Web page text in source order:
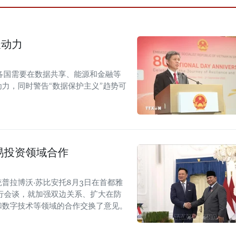
力
需要在数据共享、能源和金融等
，同时警告“数据保护主义”趋势可
投资领域合作
拉博沃·苏比安托8月3日在首都雅
会谈，就加强双边关系、扩大在防
字技术等领域的合作交换了意见。